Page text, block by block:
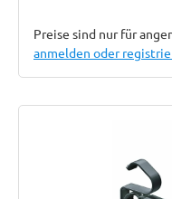
Preise sind nur für
anmelden oder